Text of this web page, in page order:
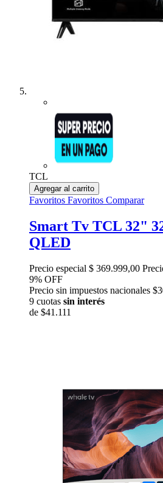
TCL
Agregar al carrito
Favoritos Favoritos Comparar
Smart Tv TCL 32"
QLED
Precio especial $ 369.999,00
9% OFF
Precio sin impuestos nacionales
9 cuotas sin interés
de $41.111